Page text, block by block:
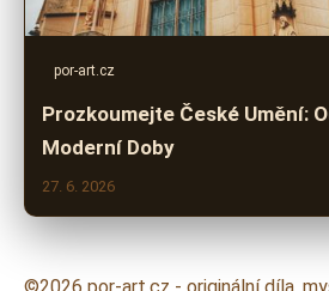
por-art.cz
Prozkoumejte České Umění:
Moderní Doby
27. 6. 2026